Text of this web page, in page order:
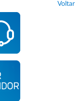
Voltar